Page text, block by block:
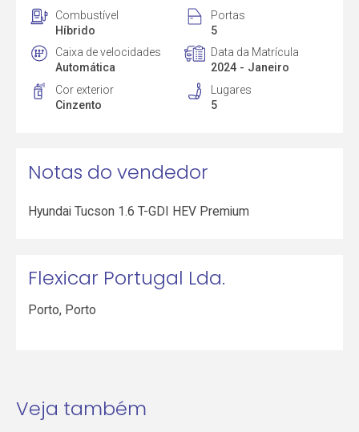
Combustível
Híbrido
Portas
5
Caixa de velocidades
Automática
Data da Matrícula
2024 - Janeiro
Cor exterior
Cinzento
Lugares
5
Notas do vendedor
Hyundai Tucson 1.6 T-GDI HEV Premium
Flexicar Portugal Lda.
Porto, Porto
Veja também